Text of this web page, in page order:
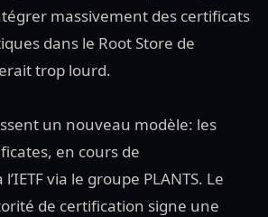
massivement des certificats
dans le Root Store de
trop lourd.
un nouveau modèle: les
en cours de
via le groupe PLANTS. Le
de certification signe une